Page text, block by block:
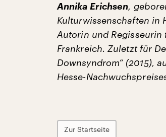
Annika Erichsen,
Kulturwissenschaften in
Autorin und Regisseurin
Frankreich. Zuletzt für
Downsyndrom“ (2015),
Hesse-
Zur Startseite